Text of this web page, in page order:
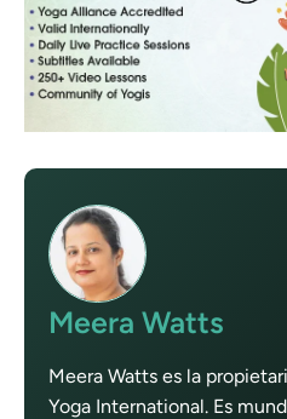
Meera Watts
Meera Watts es la
Yoga International. Es